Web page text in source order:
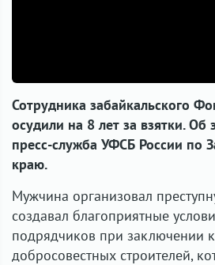
Сотрудника забайкальского
осудили на 8 лет за взятки. Об
пресс-служба УФСБ России по
краю.
Мужчина организовал
создавал благоприятные
подрядчиков при заключении
добросовестных строителей,